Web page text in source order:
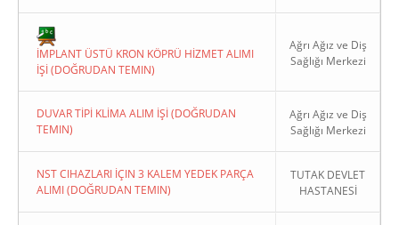
İMPLANT ÜSTÜ KRON KÖPRÜ HİZMET ALIMI
İŞİ (DOĞRUDAN TEMIN)
Ağrı Ağız ve Diş
Sağlığı Merkezi
DUVAR TİPİ KLİMA ALIM İŞİ (DOĞRUDAN
TEMIN)
Ağrı Ağız ve Diş
Sağlığı Merkezi
NST CIHAZLARI İÇIN 3 KALEM YEDEK PARÇA
ALIMI (DOĞRUDAN TEMIN)
TUTAK DEVLET
HASTANESİ